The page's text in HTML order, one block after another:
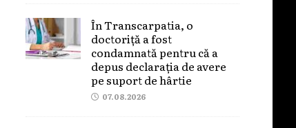
În Transcarpatia, o
doctoriță a fost
condamnată pentru că a
depus declarația de avere
pe suport de hârtie
07.08.2026